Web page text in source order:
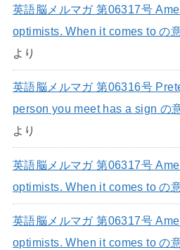
英語脳メルマガ 第06317号
optimists. When it comes to の
より
英語脳メルマガ 第06316号
person you meet has a sign の
より
英語脳メルマガ 第06317号
optimists. When it comes to の
英語脳メルマガ 第06317号
optimists. When it comes to の